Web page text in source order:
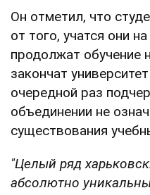
Он отметил, что
от того, учатся они
продолжат обучение
закончат
очередной раз
объединении не
существования
"Целый ряд
абсолютно